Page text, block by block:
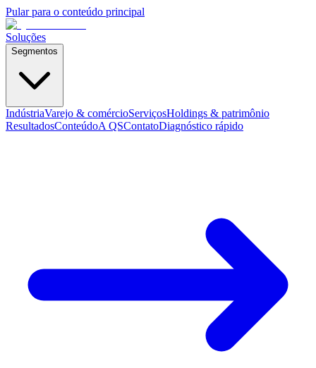
Pular para o conteúdo principal
Soluções
Segmentos
IndústriaVarejo & comércioServiçosHoldings & patrimônio
ResultadosConteúdoA QSContatoDiagnóstico rápido